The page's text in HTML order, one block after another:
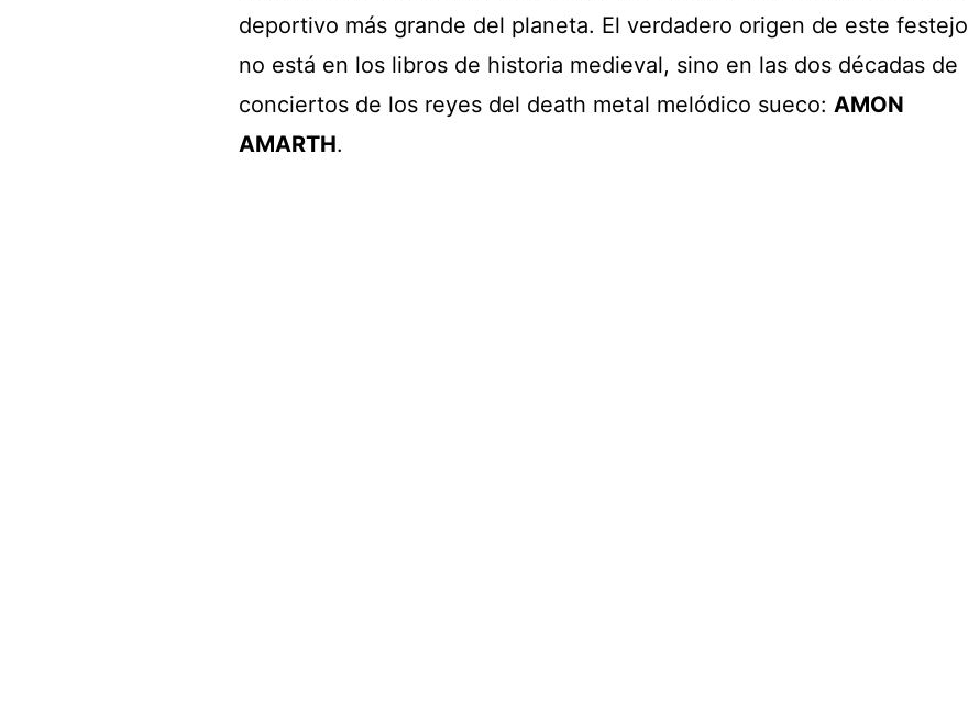
deportivo más grande del planeta. El verdadero origen de este festejo
no está en los libros de historia medieval, sino en las dos décadas de
conciertos de los reyes del death metal melódico sueco: AMON
AMARTH.